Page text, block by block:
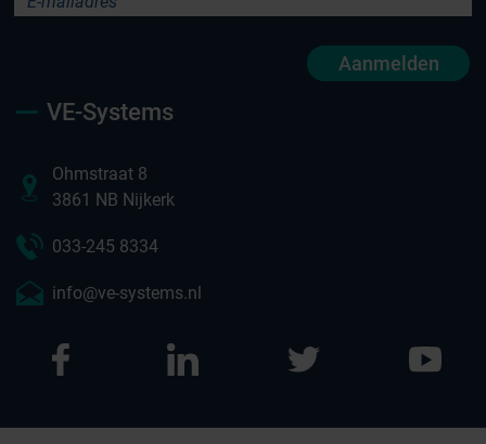
Aanmelden
VE-Systems
Ohmstraat 8
3861 NB Nijkerk
033-245 8334
info@ve-systems.nl